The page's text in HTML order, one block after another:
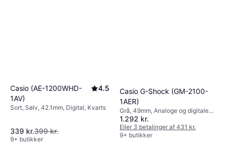
Casio (AE-1200WHD-
1AV)
4.5
Sort, Sølv, 42.1mm, Digital, Kvarts
339 kr.399 kr.
9+ butikker
Casio G-Shock (GM-2100-
1AER)
Grå, 49mm, Analoge og digitale
visere, Kvarts
1.292 kr.
Eller 3 betalinger af 431 kr.
9+ butikker